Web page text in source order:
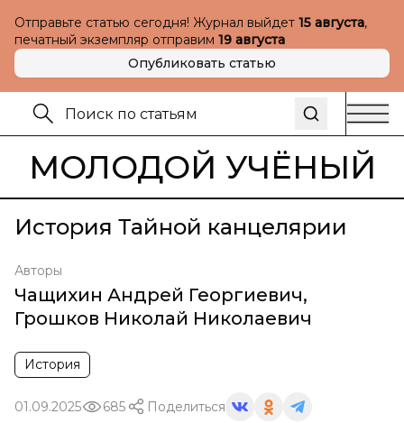
Отправьте статью сегодня! Журнал выйдет 15 августа,
печатный экземпляр отправим 19 августа
Опубликовать статью
МОЛОДОЙ УЧЁНЫЙ
История Тайной канцелярии
Авторы
Чащихин Андрей Георгиевич,
Грошков Николай Николаевич
История
01.09.2025 685 Поделиться